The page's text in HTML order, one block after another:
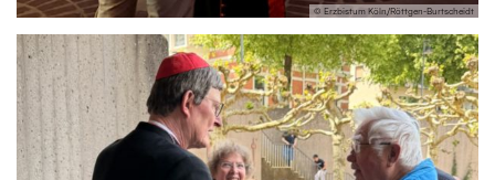
© Erzbistum Köln/Röttgen-Burtscheidt